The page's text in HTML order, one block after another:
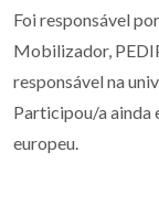
Foi responsável
Mobilizador,
responsável na
Participou/a ainda
europeu.